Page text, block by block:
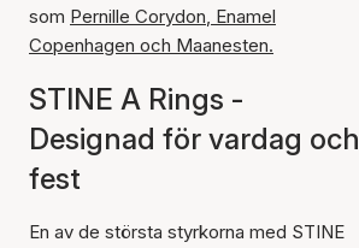
som Pernille Corydon, Enamel
Copenhagen och Maanesten.
STINE A Rings -
Designad för vardag och
fest
En av de största styrkorna med STINE